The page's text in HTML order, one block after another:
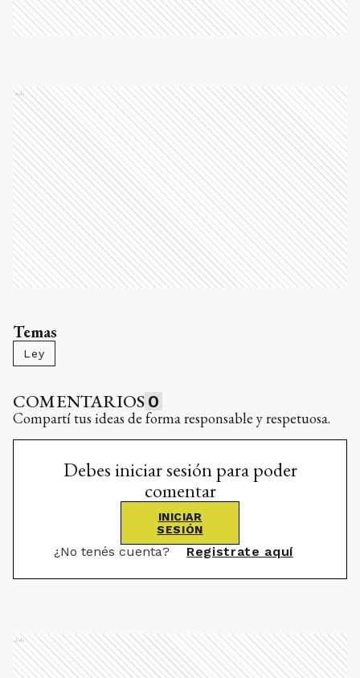
Ads
Temas
Ley
COMENTARIOS 0
Compartí tus ideas de forma responsable y respetuosa.
Debes iniciar sesión para poder
comentar
INICIAR
SESIÓN
¿No tenés cuenta? Registrate aquí
Ads